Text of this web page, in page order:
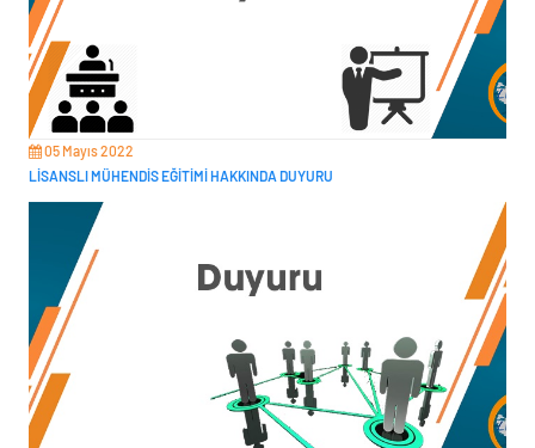
05 Mayıs 2022
LİSANSLI MÜHENDİS EĞİTİMİ HAKKINDA DUYURU